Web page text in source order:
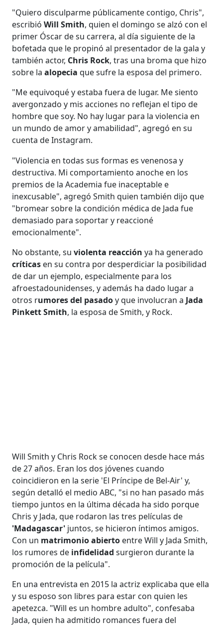
"Quiero disculparme públicamente contigo, Chris",
escribióWill Smith, quien el domingo se alzó con el
primer Óscar de su carrera, al día siguiente de la
bofetada que le propinó al presentador de la gala y
también actor, Chris Rock, tras una broma que hizo
sobre laalopecia que sufre la esposa del primero.
"Me equivoqué y estaba fuera de lugar. Me siento
avergonzado y mis acciones no reflejan el tipo de
hombre que soy. No hay lugar para la violencia en
un mundo de amor y amabilidad", agregó en su
cuenta de Instagram.
"Violencia en todas sus formas es venenosa y
destructiva. Mi comportamiento anoche en los
premios de la Academia fue inaceptable e
inexcusable", agregó Smith quien también dijo que
"bromear sobre la condición médica de Jada fue
demasiado para soportar y reaccioné
emocionalmente".
No obstante, suviolenta reacciónya ha generado
críticas en su contra por desperdiciar la posibilidad
de dar un ejemplo, especialmente para los
afroestadounidenses, y además ha dado lugar a
otros rumores del pasadoy que involucran a Jada
Pinkett Smith, la esposa de Smith, y Rock.
Will Smith y Chris Rock se conocen desde hace más
de 27 años. Eran los dos jóvenes cuando
coincidieron en la serie 'El Príncipe de Bel-Air' y,
según detalló el medio ABC, "si no han pasado más
tiempo juntos en la última década ha sido porque
Chris y Jada, que rodaron las tres películas de
'Madagascar' juntos, se hicieron íntimos amigos.
Con un matrimonio abierto entre Will y Jada Smith,
los rumores de infidelidad surgieron durante la
promoción de la película".
En una entrevista en 2015 la actriz explicaba que ella
y su esposo son libres para estar con quien les
apetezca. "Will es un hombre adulto", confesaba
Jada, quien ha admitido romances fuera del